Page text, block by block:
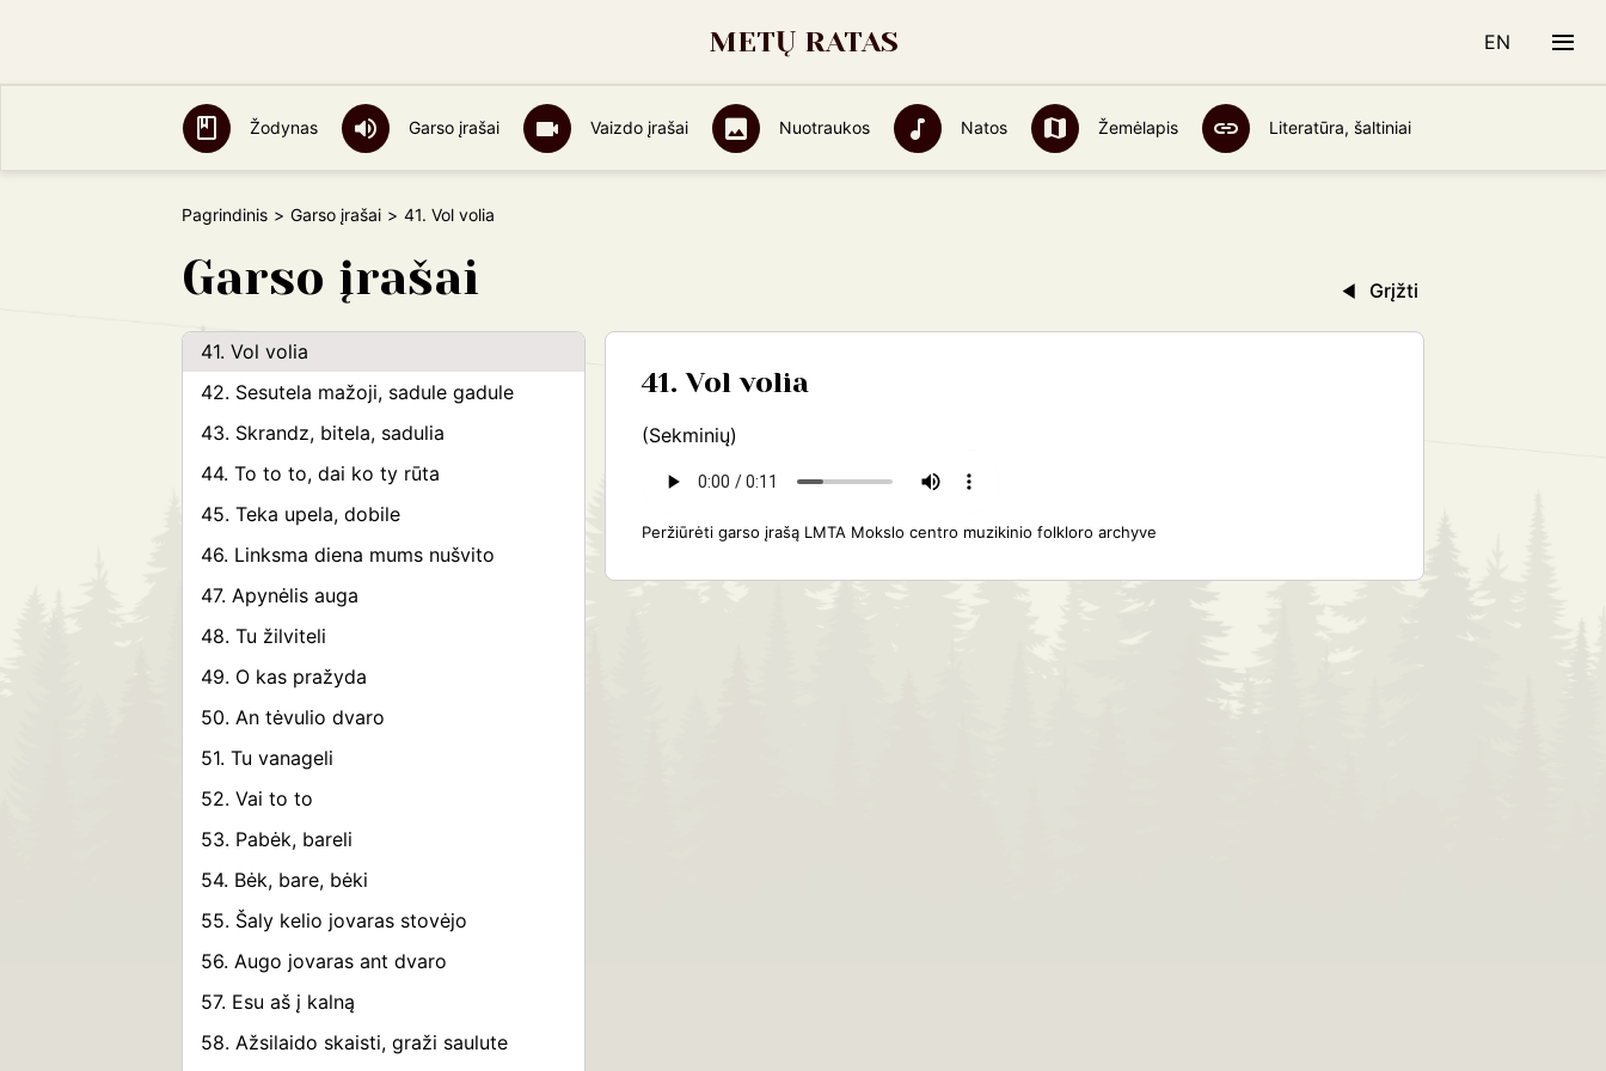
METŲ RATAS
Žodynas Garso įrašai Vaizdo įrašai Nuotraukos Natos Žemėlapis Literatūra, šaltiniai
EN
Pagrindinis Garso įrašai 41. Vol volia
Garso įrašai Grįžti
35. Oi lia lia, kalnas kalnalis
36. Jurija, šalta rasa
38. Leliarol, tu karvyte rūta
39. Ralio ralio
40. Ei, oolo, olo, olo
41. Vol volia
42. Sesutela mažoji, sadule gadule
43. Skrandz, bitela, sadulia
44. To to to, dai ko ty rūta
45. Teka upela, dobile
46. Linksma diena mums nušvito
47. Apynėlis auga
48. Tu žilviteli
49. O kas pražyda
50. An tėvulio dvaro
51. Tu vanageli
52. Vai to to
53. Pabėk, bareli
54. Bėk, bare, bėki
55. Šaly kelio jovaras stovėjo
56. Augo jovaras ant dvaro
57. Esu aš į kalną
58. Ažsilaido skaisti, graži saulute
41. Vol volia
(Sekminių)
Peržiūrėti garso įrašą LMTA Mokslo centro muzikinio folkloro archyve